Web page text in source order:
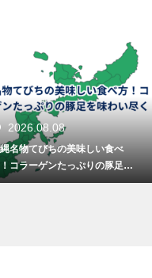
2026.08.08
名物てびちの美味しい食べ
コラーゲンたっぷりの豚足を
い尽くす